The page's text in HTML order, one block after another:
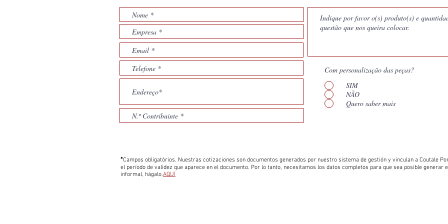
Com personalização das peças?
SIM
NÃO
Quero saber mais
*Campos obligatórios. Nuestras cotizaciones son documentos generados por nuestro sistema de gestión y vinculan a Coutale
el período de validez que aparece en el documento. Por lo tanto, necesitamos los datos completos para que sea posible generar
informal, hágalo.AQUÍ